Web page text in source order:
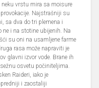
neku vrstu mira sa moisure
Najstrašniji su
sa dva do tri plemena i
ne i na stotine ubijenih. Na
su oni na usamljene farme
rasa može napraviti je
glavni izvor vode. Brane ih
osvetu počiniteljima.
Raideri, iako je
i zaostaliji